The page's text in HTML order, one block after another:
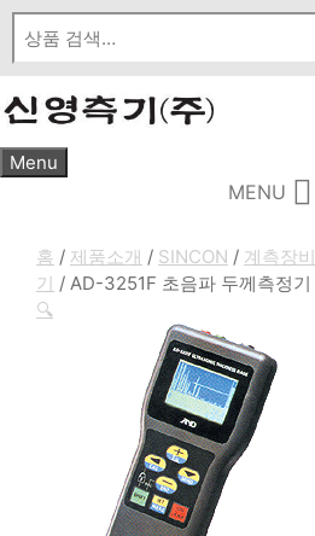
Skip
content
Menu
MENU
홈 / 제품소개 / SINCON / 계측장비
기 / AD-3251F 초음파 두께측정기
🔍